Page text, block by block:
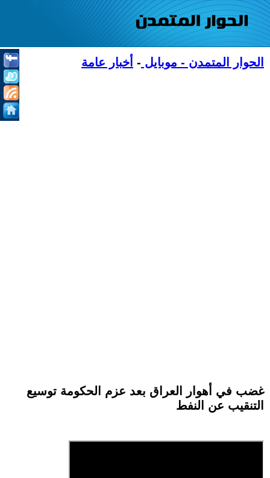
الحوار المتمدن - موبايل - أخبار عامة
غضب في أهوار العراق بعد عزم الحكومة توسيع
التنقيب عن النفط